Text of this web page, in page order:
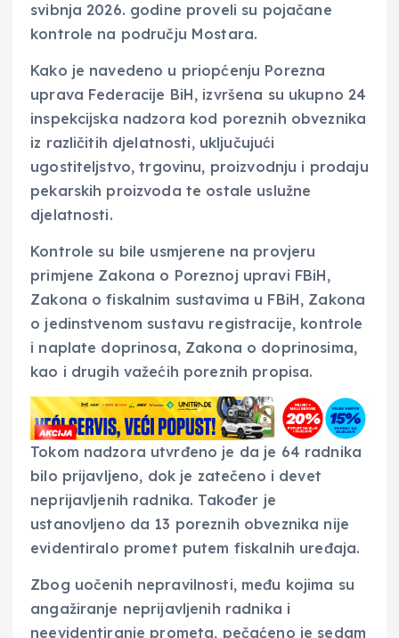
svibnja 2026. godine proveli su pojačane
kontrole na području Mostara.
Kako je navedeno u priopćenju Porezna
uprava Federacije BiH, izvršena su ukupno 24
inspekcijska nadzora kod poreznih obveznika
iz različitih djelatnosti, uključujući
ugostiteljstvo, trgovinu, proizvodnju i prodaju
pekarskih proizvoda te ostale uslužne
djelatnosti.
Kontrole su bile usmjerene na provjeru
primjene Zakona o Poreznoj upravi FBiH,
Zakona o fiskalnim sustavima u FBiH, Zakona
o jedinstvenom sustavu registracije, kontrole
i naplate doprinosa, Zakona o doprinosima,
kao i drugih važećih poreznih propisa.
Tokom nadzora utvrđeno je da je 64 radnika
bilo prijavljeno, dok je zatečeno i devet
neprijavljenih radnika. Također je
ustanovljeno da 13 poreznih obveznika nije
evidentiralo promet putem fiskalnih uređaja.
Zbog uočenih nepravilnosti, među kojima su
angažiranje neprijavljenih radnika i
neevidentiranje prometa, pečaćeno je sedam